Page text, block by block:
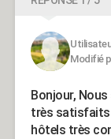
Modifié
Bonjour,
très satisfaits
hôtels très